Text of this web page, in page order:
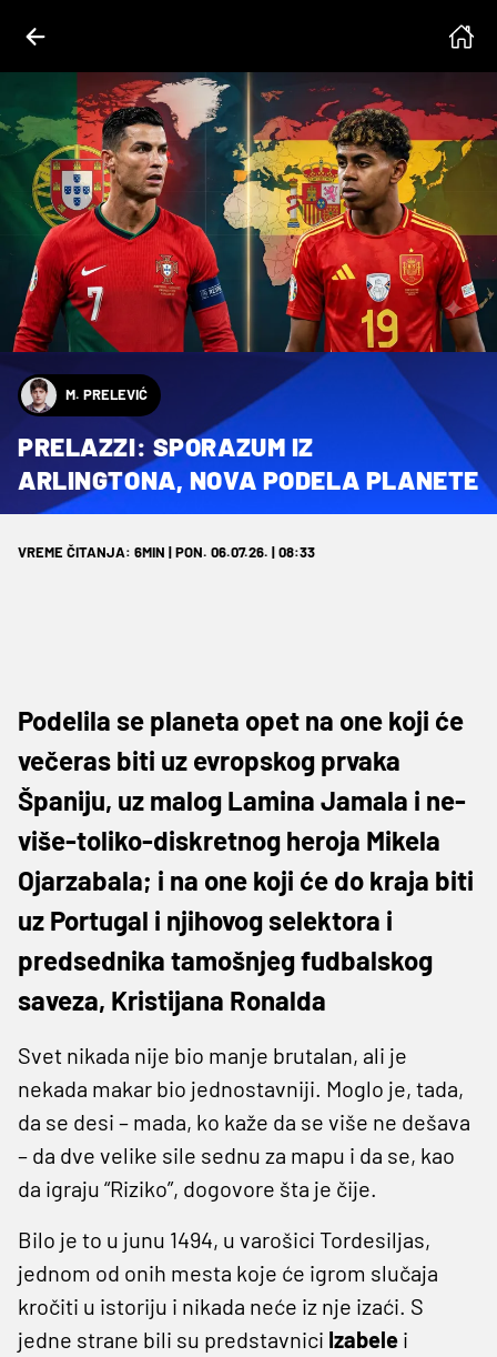
M. PRELEVIĆ
PRELAZZI: SPORAZUM IZ
ARLINGTONA, NOVA PODELA PLANETE
VREME ČITANJA: 6MIN | PON. 06.07.26. | 08:33
Podelila se planeta opet na one koji će
večeras biti uz evropskog prvaka
Španiju, uz malog Lamina Jamala i ne-
više-toliko-diskretnog heroja Mikela
Ojarzabala; i na one koji će do kraja biti
uz Portugal i njihovog selektora i
predsednika tamošnjeg fudbalskog
saveza, Kristijana Ronalda
Svet nikada nije bio manje brutalan, ali je
nekada makar bio jednostavniji. Moglo je, tada,
da se desi – mada, ko kaže da se više ne dešava
– da dve velike sile sednu za mapu i da se, kao
da igraju “Riziko”, dogovore šta je čije.
Bilo je to u junu 1494, u varošici Tordesiljas,
jednom od onih mesta koje će igrom slučaja
kročiti u istoriju i nikada neće iz nje izaći. S
jedne strane bili su predstavnici Izabele i